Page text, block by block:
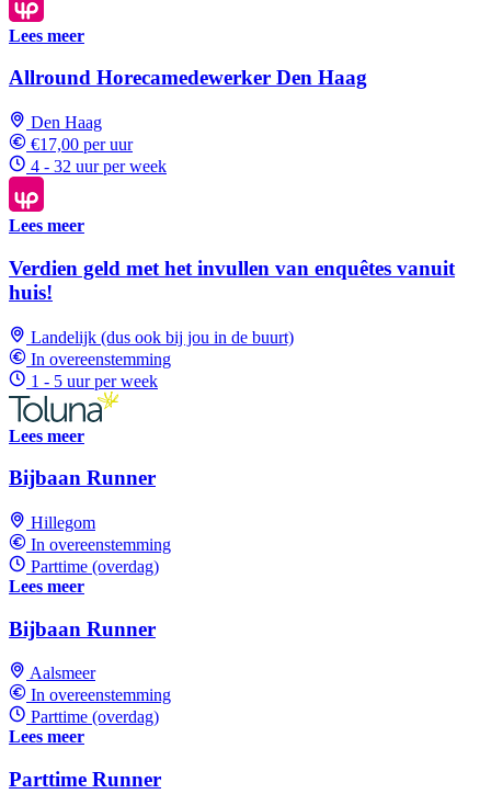
Lees meer
Allround Horecamedewerker Den Haag
Den Haag
€17,00 per uur
4 - 32 uur per week
Lees meer
Verdien geld met het invullen van enquêtes vanuit
huis!
Landelijk (dus ook bij jou in de buurt)
In overeenstemming
1 - 5 uur per week
Lees meer
Bijbaan Runner
Hillegom
In overeenstemming
Parttime (overdag)
Lees meer
Bijbaan Runner
Aalsmeer
In overeenstemming
Parttime (overdag)
Lees meer
Parttime Runner